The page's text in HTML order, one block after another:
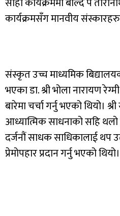
कार्यक्रमसँग मानवीय
संस्कृत उच्च माध्यमिक
भएका डा. श्री भोला नारायण
बारेमा चर्चा गर्नु भएको थियो।
आध्यात्मिक साधनाको सहि
दर्जनौं साधक साधिकालाई थप
प्रेमोपहार प्रदान गर्नु भएको थियो।